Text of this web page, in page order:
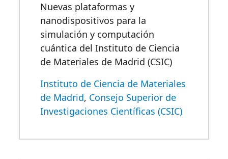
Nuevas plataformas y
nanodispositivos para la
simulación y computación
cuántica del Instituto de Ciencia
de Materiales de Madrid (CSIC)
Instituto de Ciencia de Materiales
de Madrid, Consejo Superior de
Investigaciones Científicas (CSIC)